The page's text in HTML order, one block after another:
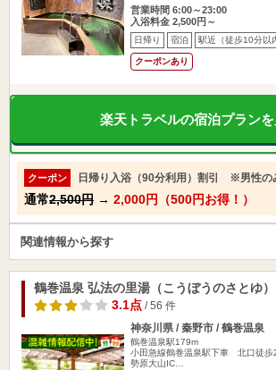
営業時間 6:00～23:00
入浴料金 2,500円～
日帰り 宿泊 駅近（徒歩10分以
クーポンあり
楽天トラベルの宿泊プラン
クーポン 日帰り入浴（90分利用）割引 ※男性の
通常2,500円 → 2,000円（500円お得！）
関連情報から探す
鶴巻温泉 弘法の里湯（こうぼうのさとゆ）
3.1点/ 56 件
神奈川県 / 秦野市 / 鶴巻温泉
鶴巻温泉駅179m
小田急線鶴巻温泉駅下車 北口徒歩
勢原大山IC…